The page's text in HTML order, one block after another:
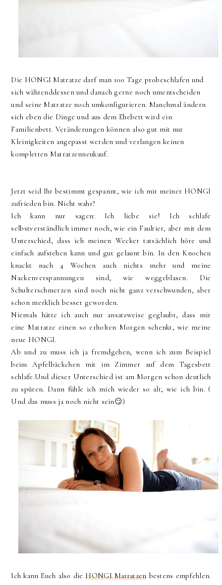
Die HONGI Matratze darf man 100 Tage probeschlafen und
sich währenddessen und danach gerne noch umentscheiden
und seine Matratze noch umkonfigurieren. Manchmal ändern
sich eben die Dinge und aus dem Ehebett wird ein
Familienbett. Veränderungen können also gut mit nur
Kleinigkeiten angepasst werden und verlangen keinen
kompletten Matratzenneukauf.
Jetzt seid Ihr bestimmt gespannt, wie ich mit meiner HONGI
zufrieden bin. Nicht wahr?
Ich kann nur sagen: Ich liebe sie! Ich schlafe
selbstverständlich immer noch, wie ein Faultier, aber mit dem
Unterschied, dass ich meinen Wecker tatsächlich höre und
einfach aufstehen kann und gut gelaunt bin. In den Knochen
knackt nach 4 Wochen auch nichts mehr und meine
Nackenverspannungen sind, wie weggeblasen. Die
Schulterschmerzen sind noch nicht ganz verschwunden, aber
schon merklich besser geworden.
Niemals hätte ich auch nur ansatzweise geglaubt, dass mir
eine Matratze einen so erholten Morgen schenkt, wie meine
neue HONGI.
Ab und zu muss ich ja fremdgehen, wenn ich zum Beispiel
beim Apfelbäckchen mit im Zimmer auf dem Tagesbett
schlafe.Und dieser Unterschied ist am Morgen schon deutlich
zu spüren. Dann fühle ich mich wieder so alt, wie ich bin. (
Und das muss ja noch nicht sein😏)
Ich kann Euch also dieHONGI Matratzenbestens empfehlen.